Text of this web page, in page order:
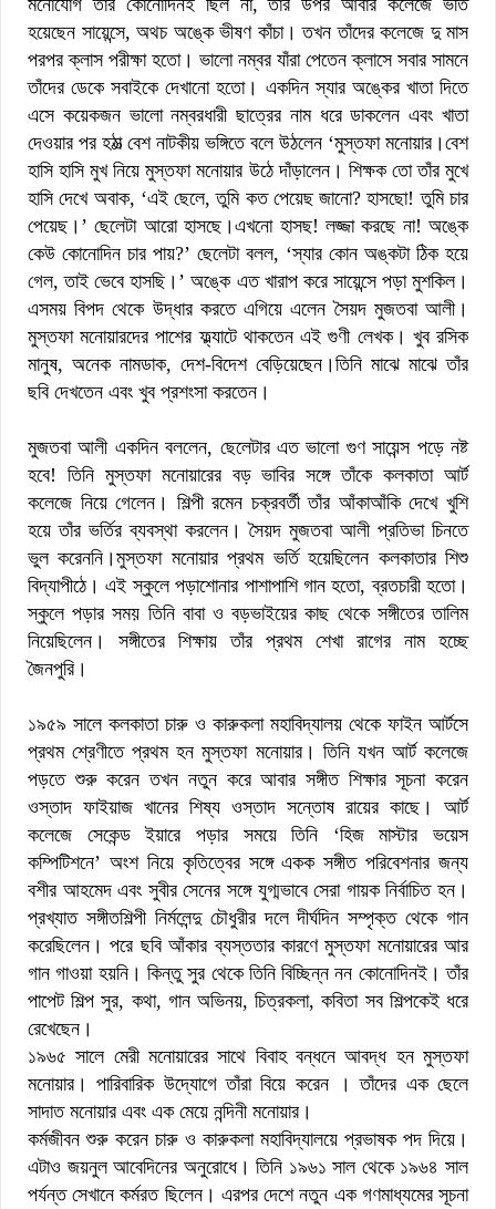
হয়েছেন সায়েন্সে, অথচ অঙ্কে ভীষণ কাঁচা। তখন তাঁদের কলেজে দু মাস
পরপর ক্লাস পরীক্ষা হতো। ভালো নম্বর যাঁরা পেতেন ক্লাসে সবার সামনে
তাঁদের ডেকে সবাইকে দেখানো হতো। একদিন স্যার অঙ্কের খাতা দিতে
এসে কয়েকজন ভালো নম্বরধারী ছাত্রের নাম ধরে ডাকলেন এবং খাতা
দেওয়ার পর হঠাত্‍ বেশ নাটকীয় ভঙ্গিতে বলে উঠলেন ‘মুস্তফা মনোয়ার।বেশ
হাসি হাসি মুখ নিয়ে মুস্তফা মনোয়ার উঠে দাঁড়ালেন। শিক্ষক তো তাঁর মুখে
হাসি দেখে অবাক, ‘এই ছেলে, তুমি কত পেয়েছ জানো? হাসছো! তুমি চার
পেয়েছ।’ ছেলেটা আরো হাসছে।এখনো হাসছ! লজ্জা করছে না! অঙ্কে
কেউ কোনোদিন চার পায়?’ ছেলেটা বলল, ‘স্যার কোন অঙ্কটা ঠিক হয়ে
গেল, তাই ভেবে হাসছি।’ অঙ্কে এত খারাপ করে সায়েন্সে পড়া মুশকিল।
এসময় বিপদ থেকে উদ্ধার করতে এগিয়ে এলেন সৈয়দ মুজতবা আলী।
মুস্তফা মনোয়ারদের পাশের ফ্ল্যাটে থাকতেন এই গুণী লেখক। খুব রসিক
মানুষ, অনেক নামডাক, দেশ-বিদেশ বেড়িয়েছেন।তিনি মাঝে মাঝে তাঁর
ছবি দেখতেন এবং খুব প্রশংসা করতেন।
মুজতবা আলী একদিন বললেন, ছেলেটার এত ভালো গুণ সায়েন্স পড়ে নষ্ট
হবে! তিনি মুস্তফা মনোয়ারের বড় ভাবির সঙ্গে তাঁকে কলকাতা আর্ট
কলেজে নিয়ে গেলেন। শিল্পী রমেন চক্রবর্তী তাঁর আঁকাআঁকি দেখে খুশি
হয়ে তাঁর ভর্তির ব্যবস্থা করলেন। সৈয়দ মুজতবা আলী প্রতিভা চিনতে
ভুল করেননি।মুস্তফা মনোয়ার প্রথম ভর্তি হয়েছিলেন কলকাতার শিশু
বিদ্যাপীঠে। এই স্কুলে পড়াশোনার পাশাপাশি গান হতো, ব্রতচারী হতো।
স্কুলে পড়ার সময় তিনি বাবা ও বড়ভাইয়ের কাছ থেকে সঙ্গীতের তালিম
নিয়েছিলেন। সঙ্গীতের শিক্ষায় তাঁর প্রথম শেখা রাগের নাম হচ্ছে
জৈনপুরি।
১৯৫৯ সালে কলকাতা চারু ও কারুকলা মহাবিদ্যালয় থেকে ফাইন আর্টসে
প্রথম শ্রেণীতে প্রথম হন মুস্তফা মনোয়ার। তিনি যখন আর্ট কলেজে
পড়তে শুরু করেন তখন নতুন করে আবার সঙ্গীত শিক্ষার সূচনা করেন
ওস্তাদ ফাইয়াজ খানের শিষ্য ওস্তাদ সন্তোষ রায়ের কাছে। আর্ট
কলেজে সেকেন্ড ইয়ারে পড়ার সময়ে তিনি ‘হিজ মাস্টার ভয়েস
কম্পিটিশনে’ অংশ নিয়ে কৃতিত্বের সঙ্গে একক সঙ্গীত পরিবেশনার জন্য
বশীর আহমেদ এবং সুবীর সেনের সঙ্গে যুগ্মভাবে সেরা গায়ক নির্বাচিত হন।
প্রখ্যাত সঙ্গীতশিল্পী নির্মলেন্দু চৌধুরীর দলে দীর্ঘদিন সম্পৃক্ত থেকে গান
করেছিলেন। পরে ছবি আঁকার ব্যস্ততার কারণে মুস্তফা মনোয়ারের আর
গান গাওয়া হয়নি। কিন্তু সুর থেকে তিনি বিচ্ছিন্ন নন কোনোদিনই। তাঁর
পাপেট শিল্প সুর, কথা, গান অভিনয়, চিত্রকলা, কবিতা সব শিল্পকেই ধরে
রেখেছেন।
১৯৬৫ সালে মেরী মনোয়ারের সাথে বিবাহ বন্ধনে আবদ্ধ হন মুস্তফা
মনোয়ার। পারিবারিক উদ্যোগে তাঁরা বিয়ে করেন । তাঁদের এক ছেলে
সাদাত মনোয়ার এবং এক মেয়ে নন্দিনী মনোয়ার।
কর্মজীবন শুরু করেন চারু ও কারুকলা মহাবিদ্যালয়ে প্রভাষক পদ দিয়ে।
এটাও জয়নুল আবেদিনের অনুরোধে। তিনি ১৯৬১ সাল থেকে ১৯৬৪ সাল
পর্যন্ত সেখানে কর্মরত ছিলেন। এরপর দেশে নতুন এক গণমাধ্যমের সূচনা